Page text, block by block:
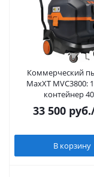
Коммерческий
MaxXT MVC3800:
контейнер
33 500руб.
В корзину